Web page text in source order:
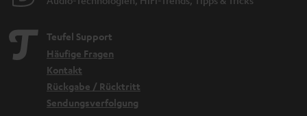
Teufel Support
Häufige Fragen
Kontakt
Rückgabe / Rücktritt
Sendungsverfolgung